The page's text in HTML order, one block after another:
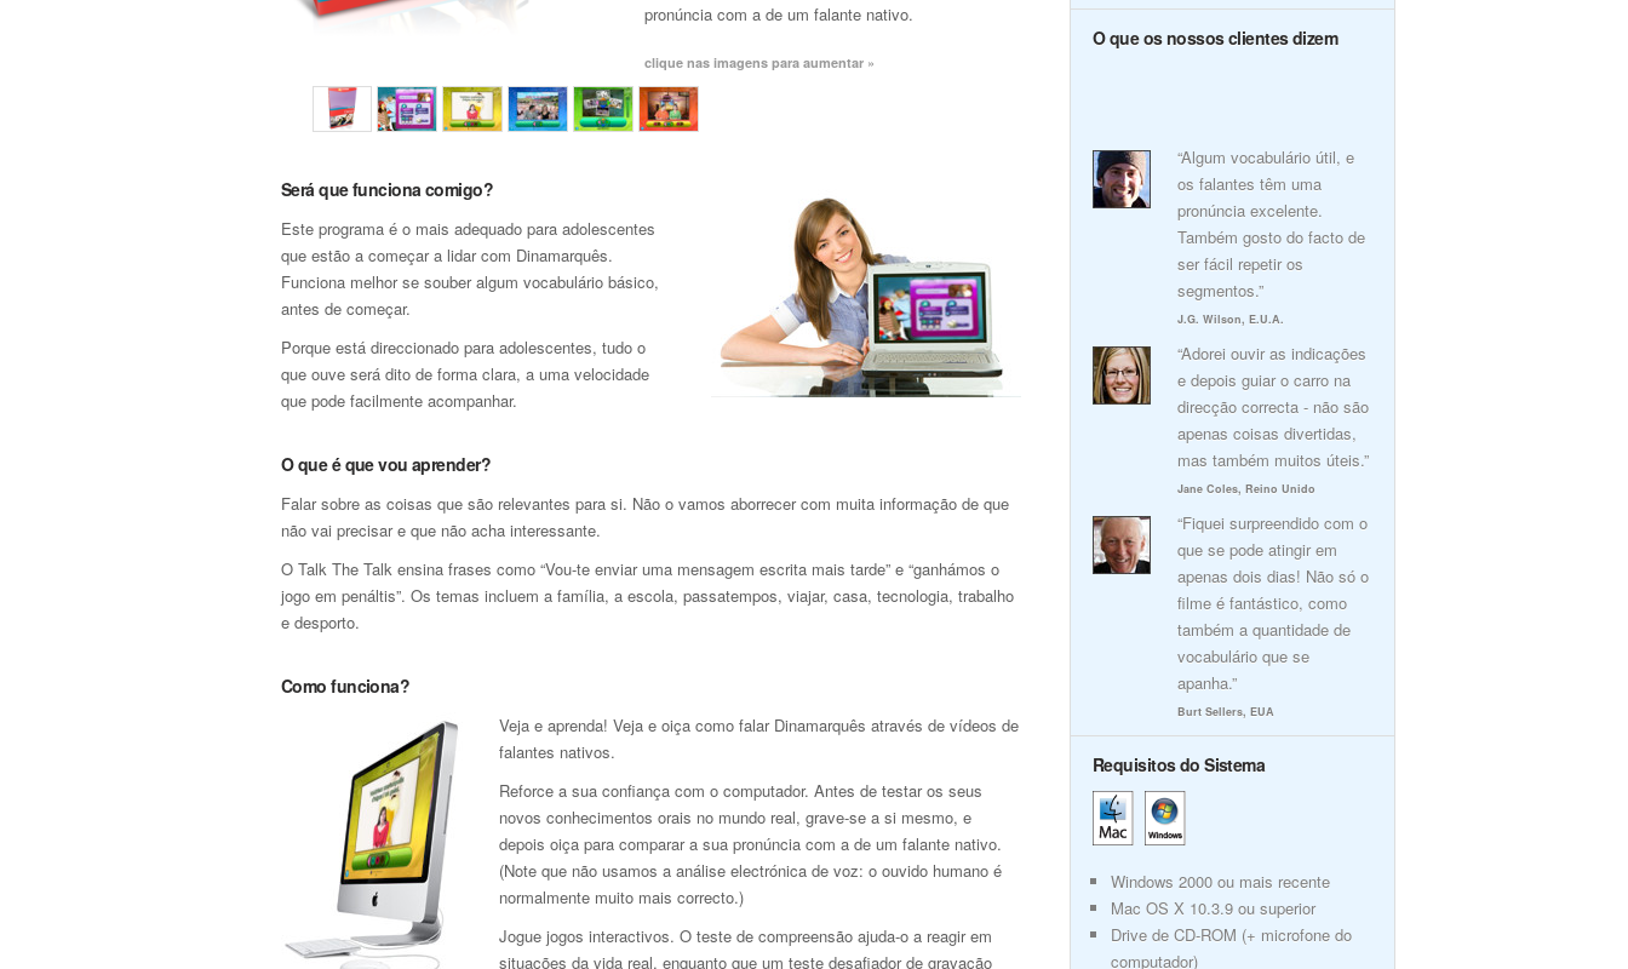
pronúncia com a de um falante nativo.
clique nas imagens para aumentar »
Será que funciona comigo?
Este programa é o mais adequado para adolescentes
que estão a começar a lidar com Dinamarquês.
Funciona melhor se souber algum vocabulário básico,
antes de começar.
Porque está direccionado para adolescentes, tudo o
que ouve será dito de forma clara, a uma velocidade
que pode facilmente acompanhar.
O que é que vou aprender?
Falar sobre as coisas que são relevantes para si. Não o vamos aborrecer com muita informação de que
não vai precisar e que não acha interessante.
O Talk The Talk ensina frases como “Vou-te enviar uma mensagem escrita mais tarde” e “ganhámos o
jogo em penáltis”. Os temas incluem a família, a escola, passatempos, viajar, casa, tecnologia, trabalho
e desporto.
Como funciona?
Veja e aprenda! Veja e oiça como falar Dinamarquês através de vídeos de
falantes nativos.
Reforce a sua confiança com o computador. Antes de testar os seus
novos conhecimentos orais no mundo real, grave-se a si mesmo, e
depois oiça para comparar a sua pronúncia com a de um falante nativo.
(Note que não usamos a análise electrónica de voz: o ouvido humano é
normalmente muito mais correcto.)
Jogue jogos interactivos. O teste de compreensão ajuda-o a reagir em
situações da vida real, enquanto que um teste desafiador de gravação
O que os nossos clientes dizem
“Algum vocabulário útil, e
os falantes têm uma
pronúncia excelente.
Também gosto do facto de
ser fácil repetir os
segmentos.”
J.G. Wilson, E.U.A.
“Adorei ouvir as indicações
e depois guiar o carro na
direcção correcta - não são
apenas coisas divertidas,
mas também muitos úteis.”
Jane Coles, Reino Unido
“Fiquei surpreendido com o
que se pode atingir em
apenas dois dias! Não só o
filme é fantástico, como
também a quantidade de
vocabulário que se
apanha.”
Burt Sellers, EUA
Requisitos do Sistema
Windows 2000 ou mais recente
Mac OS X 10.3.9 ou superior
Drive de CD-ROM (+ microfone do
computador)